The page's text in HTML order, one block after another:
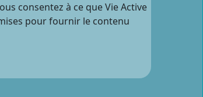
consentez à ce que Vie Active
pour fournir le contenu